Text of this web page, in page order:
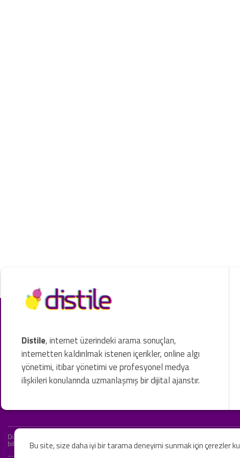
Distile, internet üzerindeki arama sonuçları,
internetten kaldırılmak istenen içerikler, online algı
yönetimi, itibar yönetimi ve profesyonel medya
ilişkileri konularında uzmanlaşmış bir dijital ajanstır.
Distile bir hukuk firması değildir ve hizmetlerimizin hiçbiri resmi hukuki
bilgiler yalnızca genel bilgi niteliğindedir. Yasal tavsiye olarak
Bu site, size daha iyi bir tarama deneyimi sunmak için çerezler